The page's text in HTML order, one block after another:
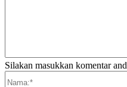
Silakan masukkan komentar